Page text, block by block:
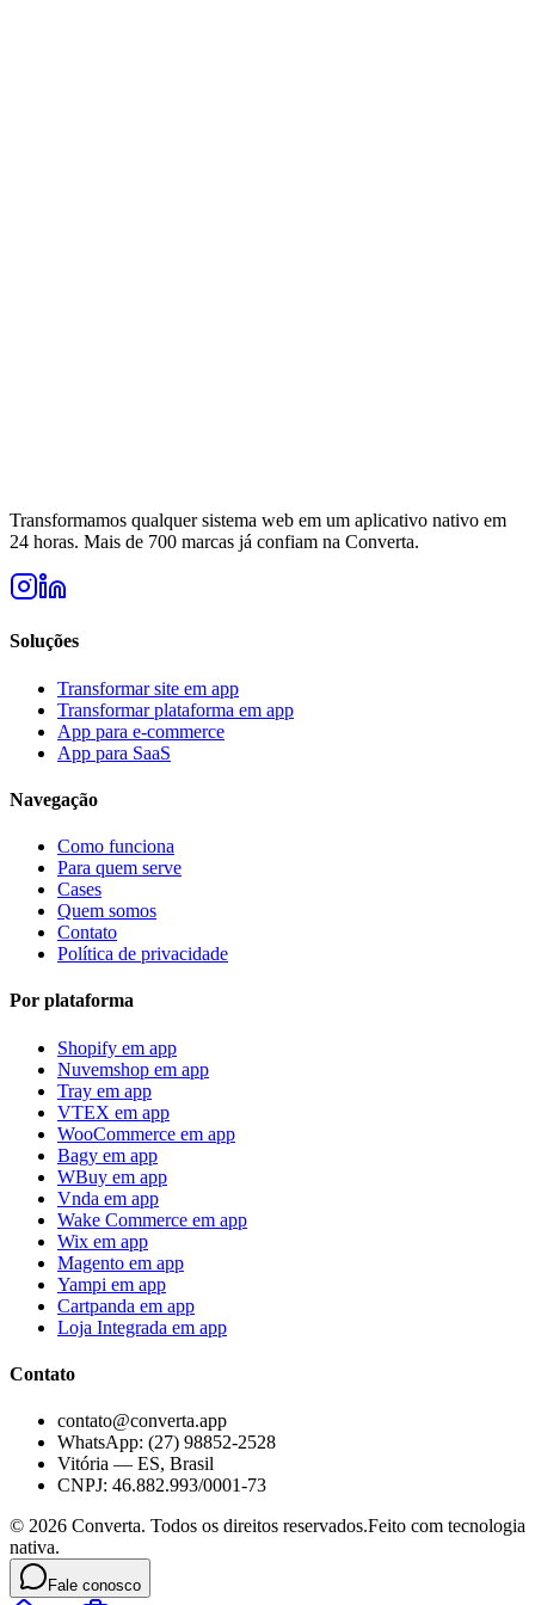
Transformamos qualquer sistema web em um aplicativo nativo em
24 horas. Mais de 700 marcas já confiam na Converta.
Soluções
Transformar site em app
Transformar plataforma em app
App para e-commerce
App para SaaS
Navegação
Como funciona
Para quem serve
Cases
Quem somos
Contato
Política de privacidade
Por plataforma
Shopify em app
Nuvemshop em app
Tray em app
VTEX em app
WooCommerce em app
Bagy em app
WBuy em app
Vnda em app
Wake Commerce em app
Wix em app
Magento em app
Yampi em app
Cartpanda em app
Loja Integrada em app
Contato
contato@converta.app
WhatsApp: (27) 98852-2528
Vitória — ES, Brasil
CNPJ: 46.882.993/0001-73
© 2026 Converta. Todos os direitos reservados.Feito com tecnologia
nativa.
Fale conosco